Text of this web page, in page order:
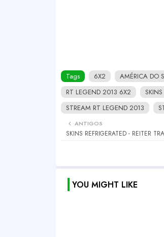
Tags 6X2 AMÉRICA DO
RT LEGEND 2013 6X2
STREAM RT LEGEND 2013
ANTIGOS
SKINS REFRIGERATED - REITER
YOU MIGHT LIKE